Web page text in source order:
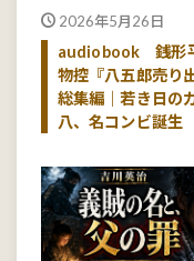
2026年5月26日
audiobook 銭形
物控『八五郎売り
総集編｜若き日の
八、名コンビ誕生